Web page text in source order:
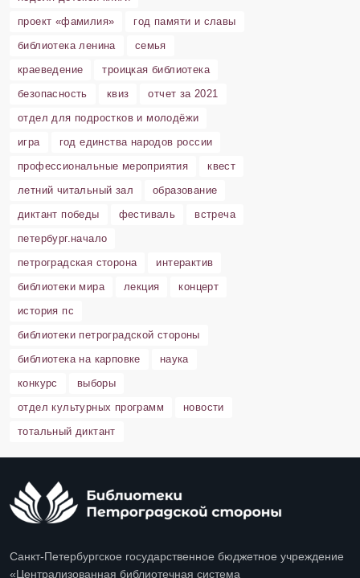
проект «фамилия»
год памяти и славы
библиотека ленина
семья
краеведение
троицкая библиотека
безопасность
квиз
отчет за 2021
отдел для подростков и молодёжи
игра
год единства народов россии
профессиональные мероприятия
квест
летний читальный зал
образование
диктант победы
фестиваль
встреча
петербург.начало
петроградская сторона
интерактив
библиотеки мира
лекция
концерт
история пс
библиотеки петроградской стороны
библиотека на карповке
наука
конкурс
выборы
отдел культурных программ
новости
тотальный диктант
Санкт-Петербургское государственное бюджетное учреждение
«Централизованная библиотечная система